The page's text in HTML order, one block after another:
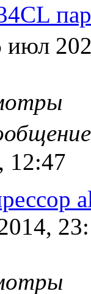
июл
12:47